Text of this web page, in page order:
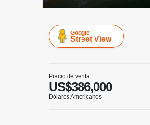
Google
Street View
Precio de venta
US$386,000
Dólares Americanos